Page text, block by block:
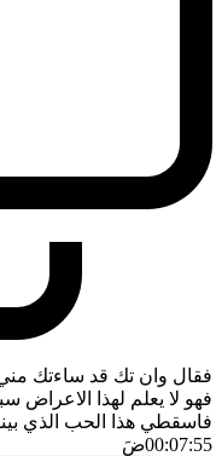
فقال وان تك قد ساءتك
فهو لا يعلم لهذا الاعراض
فاسقطي هذا الحب الذي
00:07:55ضَ